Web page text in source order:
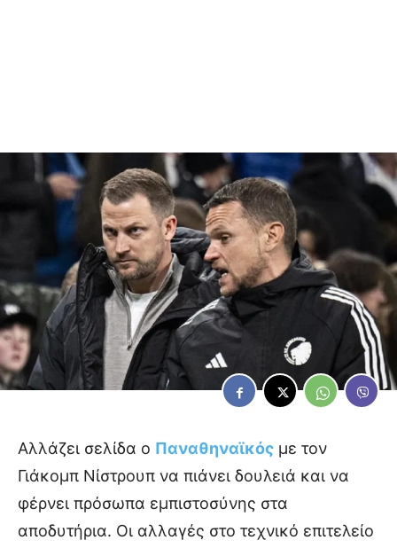
Αλλάζει σελίδα ο Παναθηναϊκός με τον
Γιάκομπ Νίστρουπ να πιάνει δουλειά και να
φέρνει πρόσωπα εμπιστοσύνης στα
αποδυτήρια. Οι αλλαγές στο τεχνικό επιτελείο